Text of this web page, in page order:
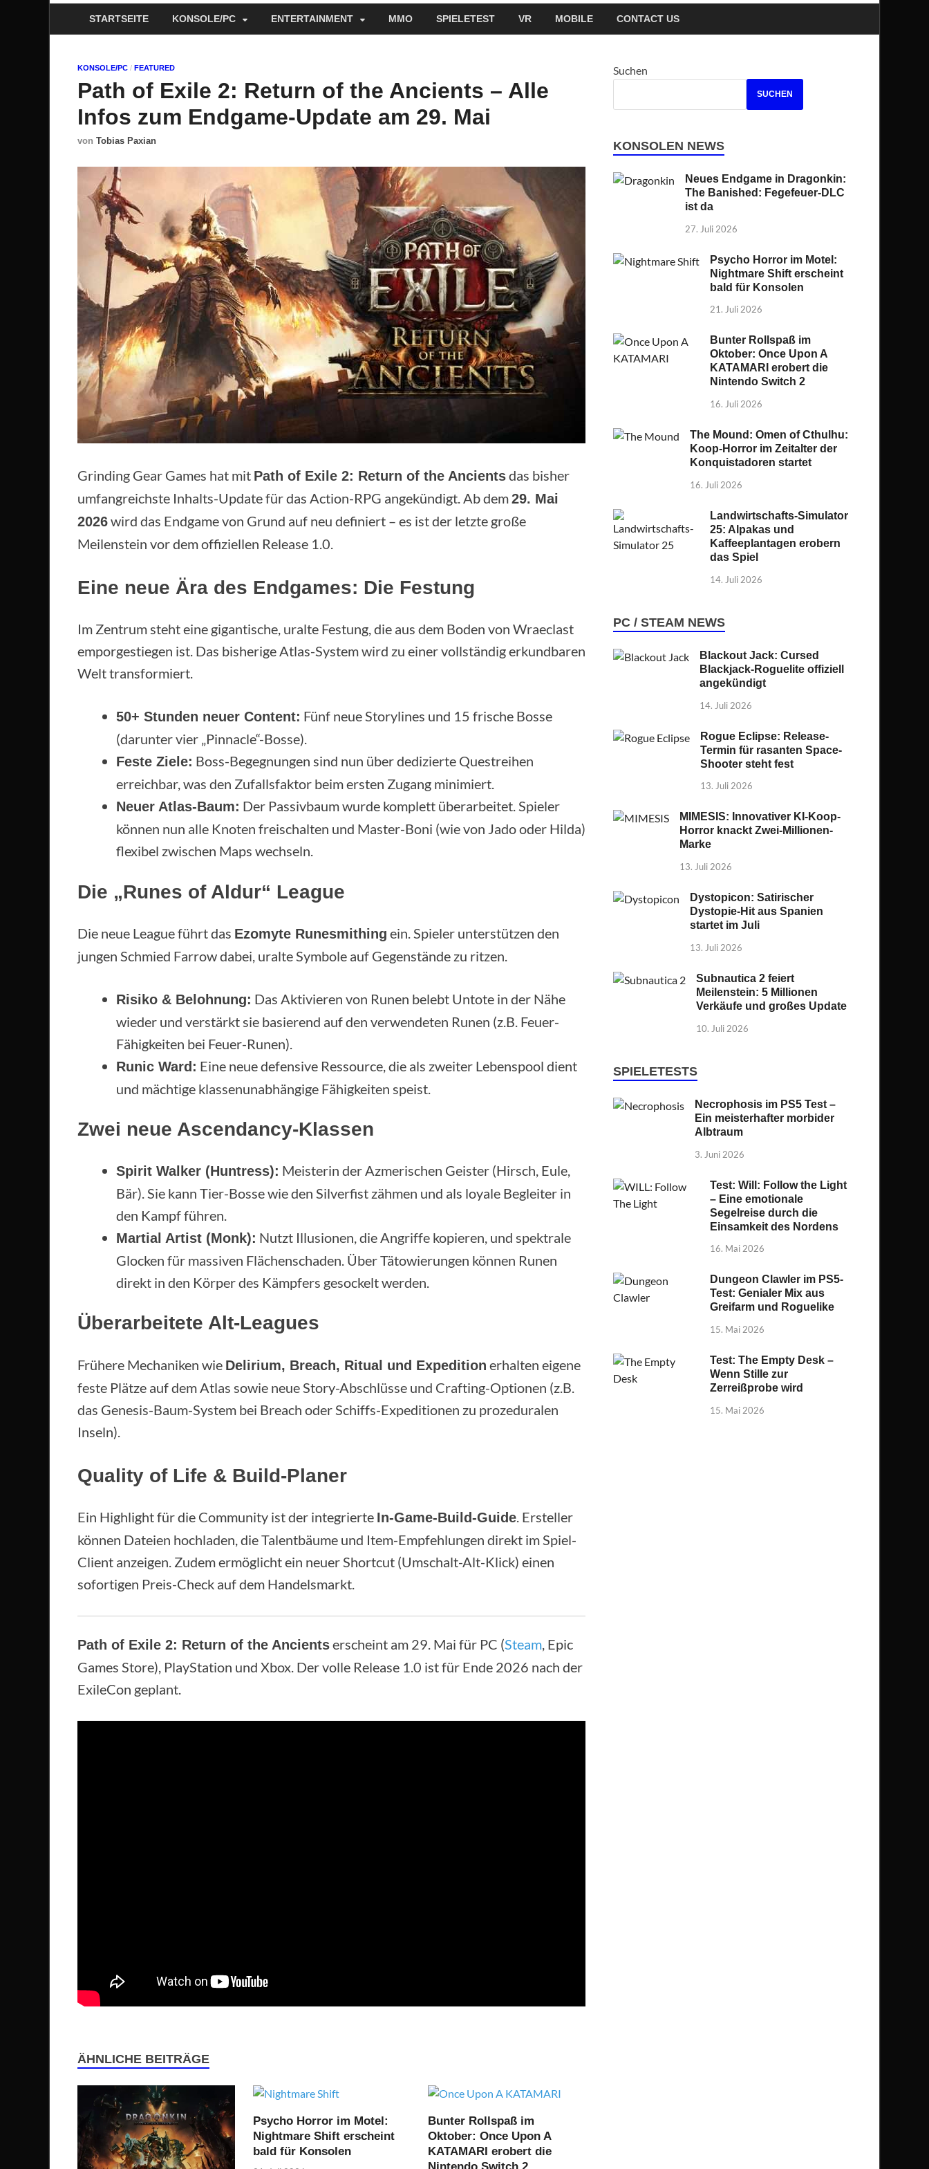
STARTSEITE KONSOLE/PC ENTERTAINMENT MMO SPIELETEST VR MOBILE CONTACT US
KONSOLE/PC / FEATURED
Path of Exile 2: Return of the Ancients – Alle
Infos zum Endgame-Update am 29. Mai
von Tobias Paxian
Grinding Gear Games hat mit Path of Exile 2: Return of the Ancientsdas bisher
umfangreichste Inhalts-Update für das Action-RPG angekündigt. Ab dem29. Mai
2026wird das Endgame von Grund auf neu definiert – es ist der letzte große
Meilenstein vor dem offiziellen Release 1.0.
Eine neue Ära des Endgames: Die Festung
Im Zentrum steht eine gigantische, uralte Festung, die aus dem Boden von Wraeclast
emporgestiegen ist. Das bisherige Atlas-System wird zu einer vollständig erkundbaren
Welt transformiert.
50+ Stunden neuer Content: Fünf neue Storylines und 15 frische Bosse
(darunter vier „Pinnacle“-Bosse).
Feste Ziele: Boss-Begegnungen sind nun über dedizierte Questreihen
erreichbar, was den Zufallsfaktor beim ersten Zugang minimiert.
Neuer Atlas-Baum: Der Passivbaum wurde komplett überarbeitet. Spieler
können nun alle Knoten freischalten und Master-Boni (wie von Jado oder Hilda)
flexibel zwischen Maps wechseln.
Die „Runes of Aldur“ League
Die neue League führt das Ezomyte Runesmithing ein. Spieler unterstützen den
jungen Schmied Farrow dabei, uralte Symbole auf Gegenstände zu ritzen.
Risiko & Belohnung: Das Aktivieren von Runen belebt Untote in der Nähe
wieder und verstärkt sie basierend auf den verwendeten Runen (z.B. Feuer-
Fähigkeiten bei Feuer-Runen).
Runic Ward: Eine neue defensive Ressource, die als zweiter Lebenspool dient
und mächtige klassenunabhängige Fähigkeiten speist.
Zwei neue Ascendancy-Klassen
Spirit Walker (Huntress): Meisterin der Azmerischen Geister (Hirsch, Eule,
Bär). Sie kann Tier-Bosse wie den Silverfist zähmen und als loyale Begleiter in
den Kampf führen.
Martial Artist (Monk): Nutzt Illusionen, die Angriffe kopieren, und spektrale
Glocken für massiven Flächenschaden. Über Tätowierungen können Runen
direkt in den Körper des Kämpfers gesockelt werden.
Überarbeitete Alt-Leagues
Frühere Mechaniken wie Delirium, Breach, Ritual und Expedition erhalten eigene
feste Plätze auf dem Atlas sowie neue Story-Abschlüsse und Crafting-Optionen (z.B.
das Genesis-Baum-System bei Breach oder Schiffs-Expeditionen zu prozeduralen
Inseln).
Quality of Life & Build-Planer
Ein Highlight für die Community ist der integrierte In-Game-Build-Guide . Ersteller
können Dateien hochladen, die Talentbäume und Item-Empfehlungen direkt im Spiel-
Client anzeigen. Zudem ermöglicht ein neuer Shortcut (Umschalt-Alt-Klick) einen
sofortigen Preis-Check auf dem Handelsmarkt.
Path of Exile 2: Return of the Ancientserscheint am 29. Mai für PC (Steam , Epic
Games Store), PlayStation und Xbox. Der volle Release 1.0 ist für Ende 2026 nach der
ExileCon geplant.
ÄHNLICHE BEITRÄGE
Psycho Horror im Motel:
Nightmare Shift erscheint
bald für Konsolen
Bunter Rollspaß im
Oktober: Once Upon A
KATAMARI erobert die
Suchen
SUCHEN
KONSOLEN NEWS
Neues Endgame in Dragonkin:
The Banished: Fegefeuer-DLC
ist da
27. Juli 2026
Psycho Horror im Motel:
Nightmare Shift erscheint
bald für Konsolen
21. Juli 2026
Bunter Rollspaß im
Oktober: Once Upon A
KATAMARI erobert die
Nintendo Switch 2
16. Juli 2026
The Mound: Omen of Cthulhu:
Koop-Horror im Zeitalter der
Konquistadoren startet
16. Juli 2026
Landwirtschafts-Simulator
25: Alpakas und
Kaffeeplantagen erobern
das Spiel
14. Juli 2026
PC / STEAM NEWS
Blackout Jack: Cursed
Blackjack-Roguelite offiziell
angekündigt
14. Juli 2026
Rogue Eclipse: Release-
Termin für rasanten Space-
Shooter steht fest
13. Juli 2026
MIMESIS: Innovativer KI-Koop-
Horror knackt Zwei-Millionen-
Marke
13. Juli 2026
Dystopicon: Satirischer
Dystopie-Hit aus Spanien
startet im Juli
13. Juli 2026
Subnautica 2 feiert
Meilenstein: 5 Millionen
Verkäufe und großes Update
10. Juli 2026
SPIELETESTS
Necrophosis im PS5 Test –
Ein meisterhafter morbider
Albtraum
3. Juni 2026
Test: Will: Follow the Light
– Eine emotionale
Segelreise durch die
Einsamkeit des Nordens
16. Mai 2026
Dungeon Clawler im PS5-
Test: Genialer Mix aus
Greifarm und Roguelike
15. Mai 2026
Test: The Empty Desk –
Wenn Stille zur
Zerreißprobe wird
15. Mai 2026